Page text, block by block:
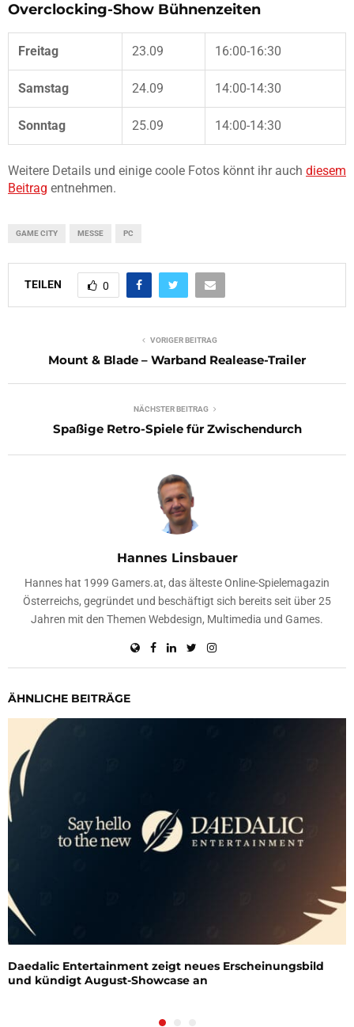
Overclocking-Show Bühnenzeiten
Freitag 23.09 16:00-16:30
Samstag 24.09 14:00-14:30
Sonntag 25.09 14:00-14:30
Weitere Details und einige coole Fotos könnt ihr auch diesem
Beitrag entnehmen.
GAME CITY MESSE PC
TEILEN 0
VORIGER BEITRAG
Mount & Blade – Warband Realease-Trailer
NÄCHSTER BEITRAG
Spaßige Retro-Spiele für Zwischendurch
Hannes Linsbauer
Hannes hat 1999 Gamers.at, das älteste Online-Spielemagazin
Österreichs, gegründet und beschäftigt sich bereits seit über 25
Jahren mit den Themen Webdesign, Multimedia und Games.
ÄHNLICHE BEITRÄGE
Daedalic Entertainment zeigt neues Erscheinungsbild
und kündigt August-Showcase an